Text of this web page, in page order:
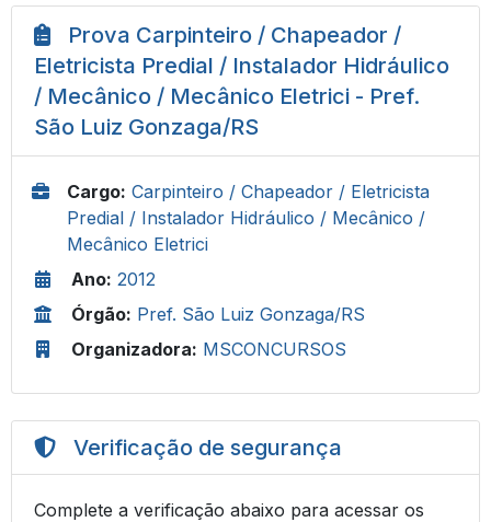
Prova Carpinteiro / Chapeador /
Eletricista Predial / Instalador Hidráulico
/ Mecânico / Mecânico Eletrici - Pref.
São Luiz Gonzaga/RS
Cargo: Carpinteiro / Chapeador / Eletricista
Predial / Instalador Hidráulico / Mecânico /
Mecânico Eletrici
Ano: 2012
Órgão: Pref. São Luiz Gonzaga/RS
Organizadora: MSCONCURSOS
Verificação de segurança
Complete a verificação abaixo para acessar os